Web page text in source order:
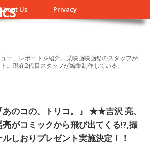
Us Privacy
ー、レポートを紹介。某映画映画祭のスタッフが
。現在2代目スタッフが編集制作している。
のコの、トリコ。』 ★★吉沢 亮、
がコミックから飛び出てくる!?,撮
しおりプレゼント実施決定！！